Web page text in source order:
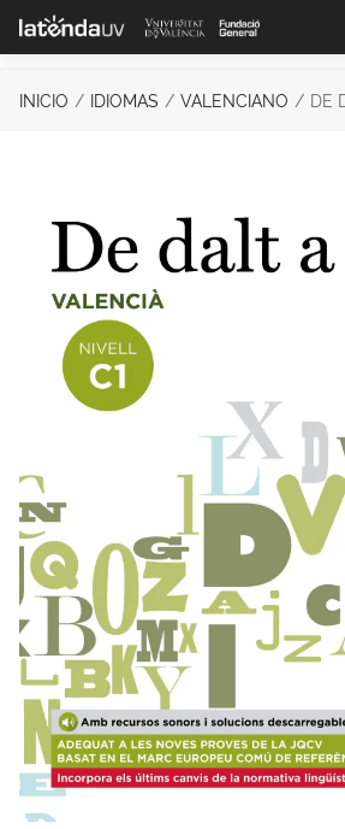
Saltar al contenido principal
INICIO IDIOMAS VALENCIANO DE